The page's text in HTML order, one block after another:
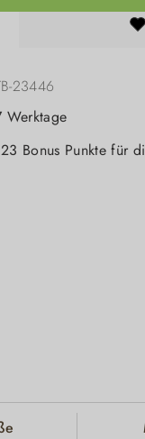
23446
Werktage
Bonus Punkte für